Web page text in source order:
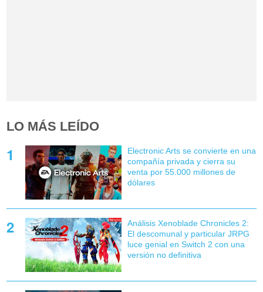
LO MÁS LEÍDO
Electronic Arts se convierte en una
compañía privada y cierra su
venta por 55.000 millones de
dólares
Análisis Xenoblade Chronicles 2:
El descomunal y particular JRPG
luce genial en Switch 2 con una
versión no definitiva